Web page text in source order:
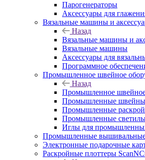
Парогенераторы
Аксессуары для
Вязальные машины и
Назад
Вязальные машины и
Вязальные машины
Аксессуары для
Программное
Промышленное швейное
Назад
Промышленное швейное
Промышленные
Промышленные
Промышленные
Иглы для
Промышленные
Электронные подарочные
Раскройные плоттеры